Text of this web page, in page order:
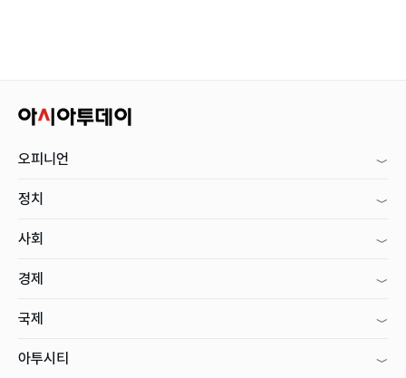
오피니언
정치
사회
경제
국제
아투시티